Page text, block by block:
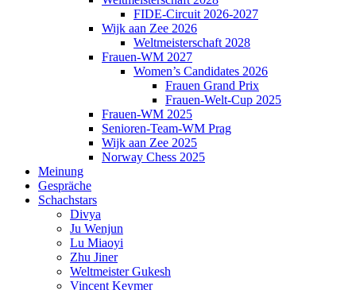
FIDE-Circuit 2026-2027
Wijk aan Zee 2026
Weltmeisterschaft 2028
Frauen-WM 2027
Women’s Candidates 2026
Frauen Grand Prix
Frauen-Welt-Cup 2025
Frauen-WM 2025
Senioren-Team-WM Prag
Wijk aan Zee 2025
Norway Chess 2025
Meinung
Gespräche
Schachstars
Divya
Ju Wenjun
Lu Miaoyi
Zhu Jiner
Weltmeister Gukesh
Vincent Keymer